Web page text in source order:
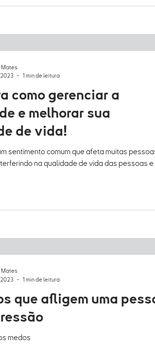
como gerenciar a
e melhorar sua
de vida!
sentimento comum que afeta muitas
na qualidade de vida das pessoas e
Mates
1 min de leitura
que afligem uma
medos
Mates
1 min de leitura